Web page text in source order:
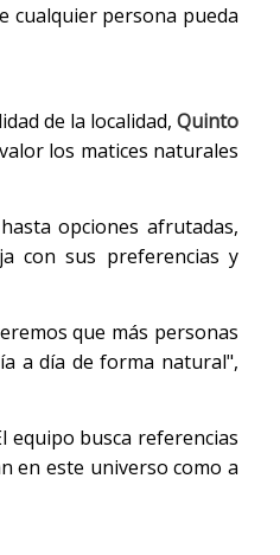
cualquier persona pueda
de la localidad, Quinto
los matices naturales
opciones afrutadas,
con sus preferencias y
que más personas
a día de forma natural",
equipo busca referencias
en este universo como a